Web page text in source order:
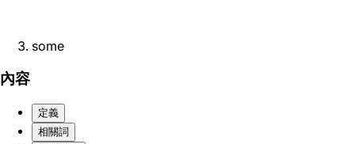
some
內容
定義
相關詞